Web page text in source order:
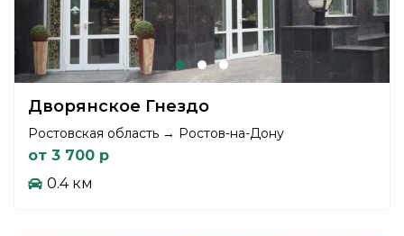
Дворянское Гнездо
Ростовская область → Ростов-на-Дону
от 3 700 р
0.4 км